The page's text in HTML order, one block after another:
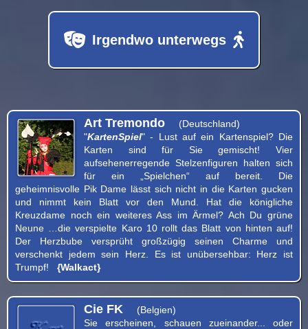
Irgendwo unterwegs
Art Tremondo
(Deutschland)
"KartenSpiel" - Lust auf ein Kartenspiel? Die
Karten sind für Sie gemischt! Vier
aufsehenerregende Stelzenfiguren halten sich
für ein „Spielchen“ auf bereit. Die
geheimnisvolle Pik Dame lässt sich nicht in die Karten gucken
und nimmt kein Blatt vor den Mund. Hat die königliche
Kreuzdame noch ein weiteres Ass im Ärmel? Ach Du grüne
Neune …die verspielte Karo 10 rollt das Blatt von hinten auf!
Der Herzbube versprüht großzügig seinen Charme und
verschenkt jedem sein Herz. Es ist unübersehbar: Herz ist
Trumpf! {Walkact}
Cie FK
(Belgien)
Sie erscheinen, schauen zueinander... oder